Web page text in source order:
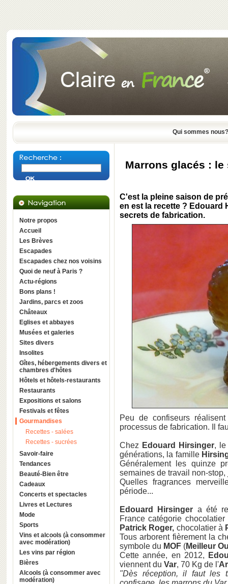
Qui sommes nous?
Notre propos
Accueil
Les Brèves
Escapades
Escapades chez nos voisins
Quoi de neuf à Paris ?
Actu-régions
Bons plans !
Jardins, parcs et zoos
Châteaux
Eglises et abbayes
Musées et galeries
Sites divers
Insolites
Gîtes, hébergements divers et
chambres d'hôtes
Hôtels et hôtels-restaurants
Restaurants
Expositions et salons
Festivals et fêtes
Gourmandises
Recettes - salées
Recettes - sucrées
Savoir-faire
Tendances
Beauté-Bien être
Cadeaux
Concerts et spectacles
Livres et Lectures
Mode
Sports
Vins et alcools (à consommer
avec modération)
Les vins par région
Bières
Alcools (à consommer avec
modération)
Marrons glacés :
C'est la pleine saison de
en est la recette ? Edouard
secrets de fabrication.
Peu de confiseurs
processus de fabrication. Il
Chez Edouard Hirsinger, le
générations, la famille
Généralement les quinze
semaines de travail non-stop,
Quelles fragrances
période...
Edouard Hirsinger a été
France catégorie
Patrick Roger, chocolatier à
Tous arborent fièrement la
symbole du MOF (Meilleur
Cette année, en 2012,
viennent du Var, 70 Kg de l'
"Dès réception, il faut les